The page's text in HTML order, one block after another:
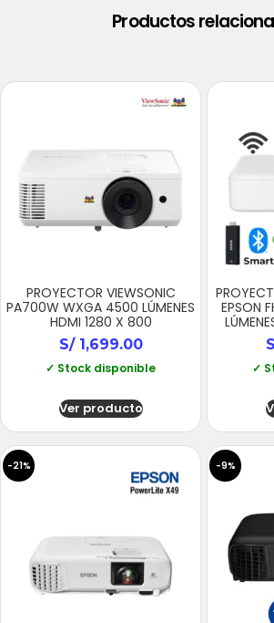
Productos
PROYECTOR VIEWSONIC
PA700W WXGA 4500 LÚMENES
HDMI 1280 X 800
S/1,699.00
✓ Stock disponible
Ver producto
EPSON
✓
-21% -9%